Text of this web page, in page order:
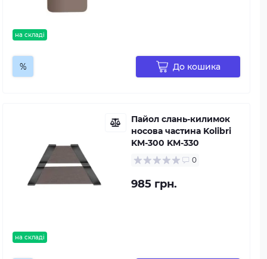
на складі
До кошика
%
на складі
Пайол слань-килимок
носова частина Kolibri
KM-300 KM-330
0
985 грн.